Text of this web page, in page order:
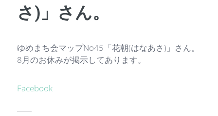
さ)」さん。
ゆめまち会マップNo45「花朝(はなあさ)」さん。
8月のお休みが掲示してあります。
Facebook